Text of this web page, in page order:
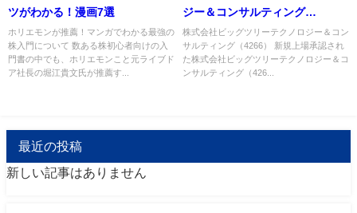
ツがわかる！漫画7選
ホリエモンが推薦！マンガでわかる最強の
株入門について 数ある株初心者向けの入
門書の中でも、ホリエモンこと元ライブド
ア社長の堀江貴文氏が推薦す...
ジー＆コンサルティング
（4266）のIPO～初値予想と新
規上場情報～
株式会社ビッグツリーテクノロジー＆コン
サルティング（4266） 新規上場承認され
た株式会社ビッグツリーテクノロジー＆コ
ンサルティング（426...
最近の投稿
新しい記事はありません